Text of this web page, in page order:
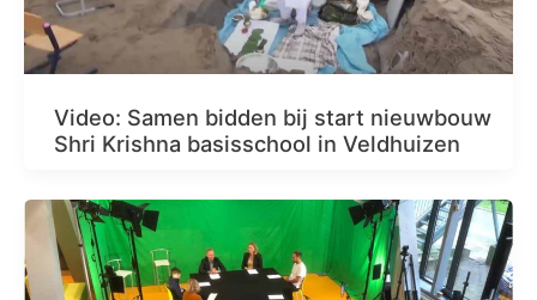
Video: Samen bidden bij start nieuwbouw
Shri Krishna basisschool in Veldhuizen